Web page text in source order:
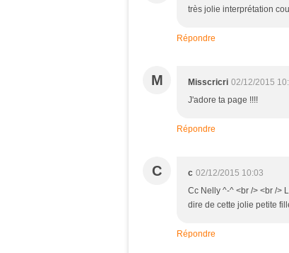
très jolie interprétation
Répondre
M Misscricri 02/12/2015
J'adore ta page !!!!
Répondre
C c 02/12/2015 10:03
Cc Nelly ^-^ <br /> <br />
dire de cette jolie petite
Répondre